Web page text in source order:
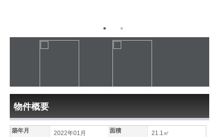
物件概要
築年月 2022年01月 面積
21.1㎡